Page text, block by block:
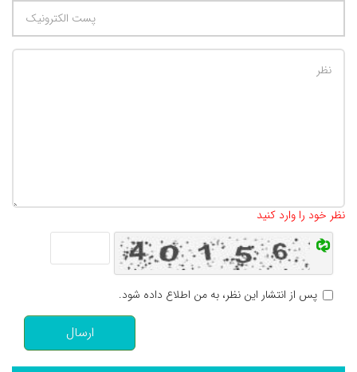
نظر خود را وارد کنید
پس از انتشار این نظر، به من اطلاع داده شود.
ارسال